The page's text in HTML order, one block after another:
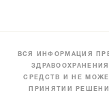
ВСЯ ИНФОРМАЦИЯ
СРЕДСТВ И НЕ
ПРИНЯТИИ